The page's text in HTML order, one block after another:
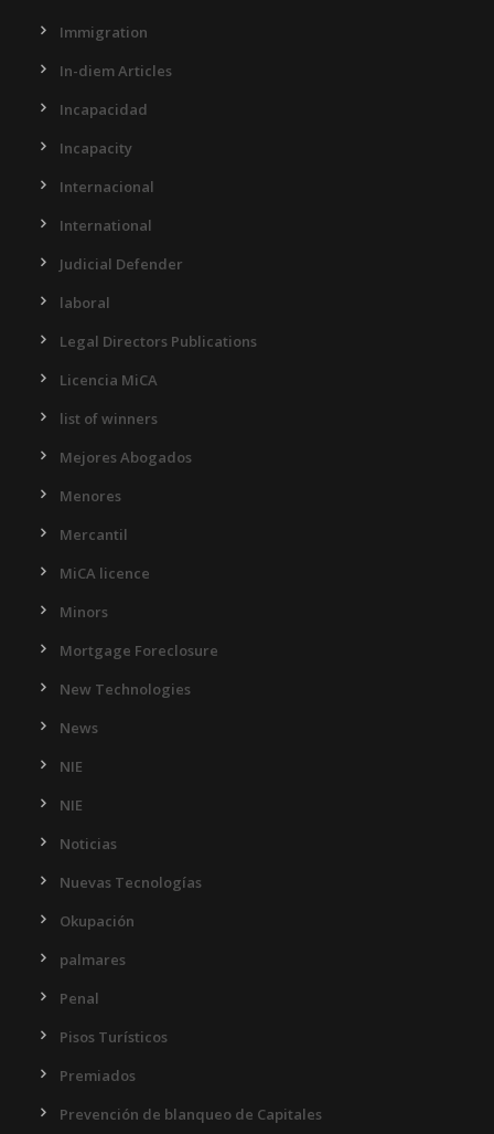
Immigration
In-diem Articles
Incapacidad
Incapacity
Internacional
International
Judicial Defender
laboral
Legal Directors Publications
Licencia MiCA
list of winners
Mejores Abogados
Menores
Mercantil
MiCA licence
Minors
Mortgage Foreclosure
New Technologies
News
NIE
NIE
Noticias
Nuevas Tecnologías
Okupación
palmares
Penal
Pisos Turísticos
Premiados
Prevención de blanqueo de Capitales